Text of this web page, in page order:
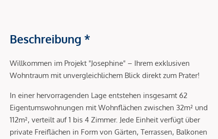
Beschreibung *
Willkommen im Projekt "Josephine" – Ihrem exklusiven
Wohntraum mit unvergleichlichem Blick direkt zum Prater!
In einer hervorragenden Lage entstehen insgesamt 62
Eigentumswohnungen mit Wohnflächen zwischen 32m² und
112m², verteilt auf 1 bis 4 Zimmer. Jede Einheit verfügt über
private Freiflächen in Form von Gärten, Terrassen, Balkonen